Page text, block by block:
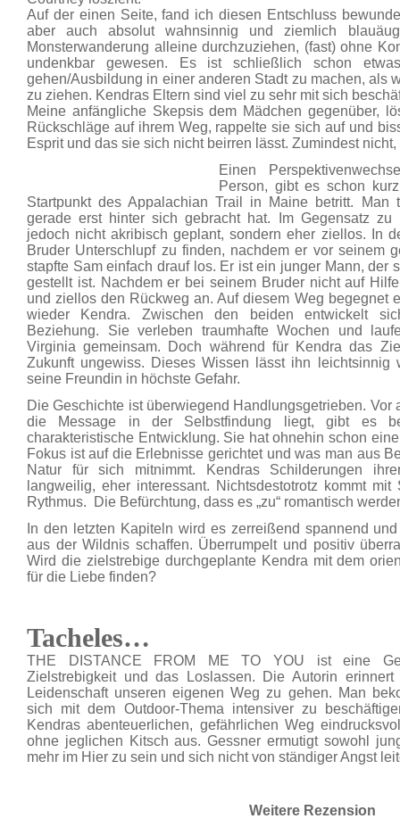
Auf der einen Seite, fand ich diesen Entschluss
aber auch absolut wahnsinnig und ziemlich
Monsterwanderung alleine durchzuziehen, (fast) ohne
undenkbar gewesen. Es ist schließlich schon
gehen/Ausbildung in einer anderen Stadt zu machen, als
zu ziehen. Kendras Eltern sind viel zu sehr mit sich
Meine anfängliche Skepsis dem Mädchen gegenüber,
Rückschläge auf ihrem Weg, rappelte sie sich auf und
Esprit und das sie sich nicht beirren lässt. Zumindest
Einen
Person, gibt es schon
Startpunkt des Appalachian Trail in Maine betritt. Man
gerade erst hinter sich gebracht hat. Im Gegensatz zu
jedoch nicht akribisch geplant, sondern eher ziellos. In
Bruder Unterschlupf zu finden, nachdem er vor seinem
stapfte Sam einfach drauf los. Er ist ein junger Mann, der
gestellt ist. Nachdem er bei seinem Bruder nicht auf
und ziellos den Rückweg an. Auf diesem Weg begegnet
wieder Kendra. Zwischen den beiden entwickelt
Beziehung. Sie verleben traumhafte Wochen und
Virginia gemeinsam. Doch während für Kendra das
Zukunft ungewiss. Dieses Wissen lässt ihn
seine Freundin in höchste Gefahr.
Die Geschichte ist überwiegend Handlungsgetrieben. Vor
die Message in der Selbstfindung liegt, gibt es
charakteristische Entwicklung. Sie hat ohnehin schon
Fokus ist auf die Erlebnisse gerichtet und was man aus
Natur für sich mitnimmt. Kendras Schilderungen
langweilig, eher interessant. Nichtsdestotrotz kommt
Rythmus. Die Befürchtung, dass es „zu“ romantisch
In den letzten Kapiteln wird es zerreißend spannend
aus der Wildnis schaffen. Überrumpelt und positiv
Wird die zielstrebige durchgeplante Kendra mit dem
für die Liebe finden?
Tacheles…
THE DISTANCE FROM ME TO YOU ist eine
Zielstrebigkeit und das Loslassen. Die Autorin
Leidenschaft unseren eigenen Weg zu gehen. Man
sich mit dem Outdoor-Thema intensiver zu
Kendras abenteuerlichen, gefährlichen Weg
ohne jeglichen Kitsch aus. Gessner ermutigt sowohl
mehr im Hier zu sein und sich nicht von ständiger Angst
Weitere Rezension